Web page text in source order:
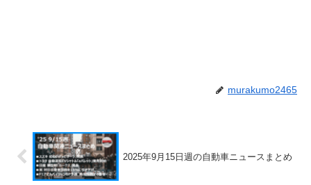
murakumo2465
2025年9月15日週の自動車ニュースまとめ